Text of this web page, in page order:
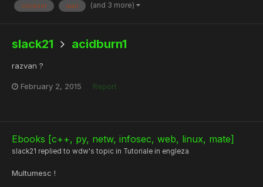
clicknet mari (and 3 more)
slack21 acidburn1
razvan ?
February 2, 2015 Report
Ebooks [c++, py, netw, infosec, web, linux, mate]
slack21 replied to wdw's topic in Tutoriale in engleza
Multumesc !